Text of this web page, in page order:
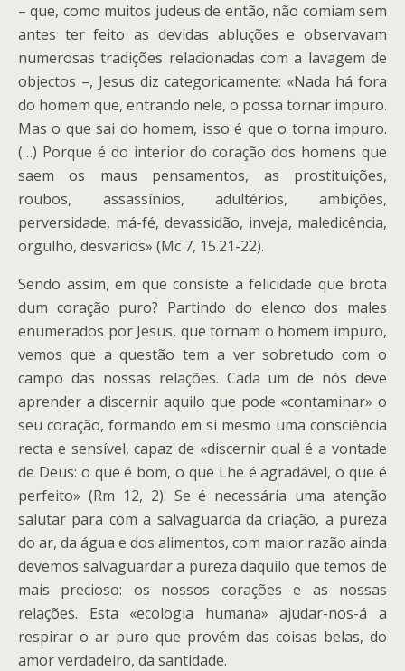
– que, como muitos judeus de então, não comiam sem
antes ter feito as devidas abluções e observavam
numerosas tradições relacionadas com a lavagem de
objectos –, Jesus diz categoricamente: «Nada há fora
do homem que, entrando nele, o possa tornar impuro.
Mas o que sai do homem, isso é que o torna impuro.
(…) Porque é do interior do coração dos homens que
saem os maus pensamentos, as prostituições,
roubos, assassínios, adultérios, ambições,
perversidade, má-fé, devassidão, inveja, maledicência,
orgulho, desvarios» (Mc 7, 15.21-22).
Sendo assim, em que consiste a felicidade que brota
dum coração puro? Partindo do elenco dos males
enumerados por Jesus, que tornam o homem impuro,
vemos que a questão tem a ver sobretudo com o
campo das nossas relações. Cada um de nós deve
aprender a discernir aquilo que pode «contaminar» o
seu coração, formando em si mesmo uma consciência
recta e sensível, capaz de «discernir qual é a vontade
de Deus: o que é bom, o que Lhe é agradável, o que é
perfeito» (Rm 12, 2). Se é necessária uma atenção
salutar para com a salvaguarda da criação, a pureza
do ar, da água e dos alimentos, com maior razão ainda
devemos salvaguardar a pureza daquilo que temos de
mais precioso: os nossos corações e as nossas
relações. Esta «ecologia humana» ajudar-nos-á a
respirar o ar puro que provém das coisas belas, do
amor verdadeiro, da santidade.